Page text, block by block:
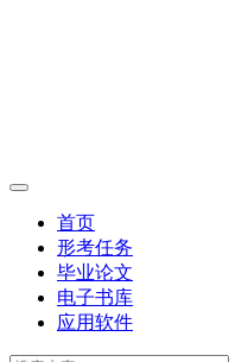
首页
形考任务
毕业论文
电子书库
应用软件